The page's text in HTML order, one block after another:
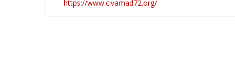
https://www.civamad72.org/